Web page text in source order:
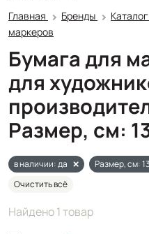
Главная Бренды Каталог
маркеров
Бумага для
для
Размер, см:
в наличии: да
Размер, см:
Очистить всё
Найдено 1 товар